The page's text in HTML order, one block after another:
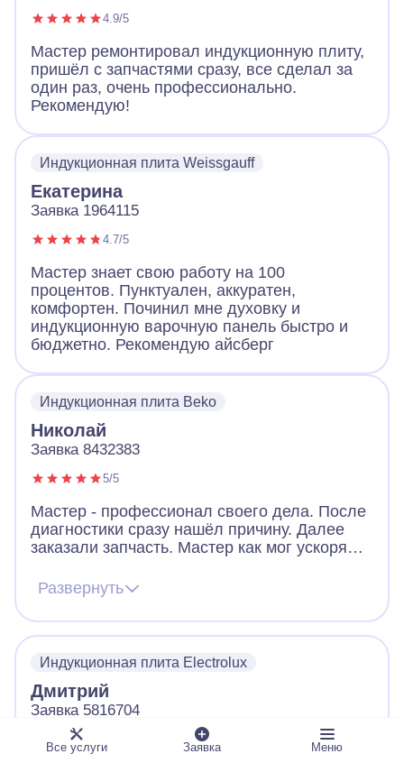
4.9/5
Мастер ремонтировал индукционную плиту,
пришёл с запчастями сразу, все сделал за
один раз, очень профессионально.
Рекомендую!
Индукционная плита Weissgauff
Екатерина
Заявка 1964115
4.7/5
Мастер знает свою работу на 100
процентов. Пунктуален, аккуратен,
комфортен. Починил мне духовку и
индукционную варочную панель быстро и
бюджетно. Рекомендую айсберг
Индукционная плита Beko
Николай
Заявка 8432383
5/5
Мастер - профессионал своего дела. После
диагностики сразу нашёл причину. Далее
заказали запчасть. Мастер как мог ускорял
запчасть, поставили, все работает. Видно,
что человек переживает за клиента. Ещё
дал ценные советы по использованию
посуды для плиты. Огромное спасибо!
Развернуть
Индукционная плита Electrolux
Дмитрий
Заявка 5816704
Все услуги Заявка Меню